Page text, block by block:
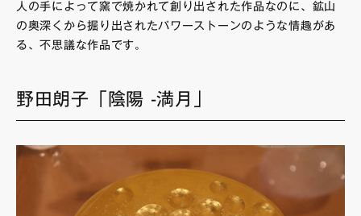
人の手によって窯で焼かれて創り出された作品なのに、鉱山
の奥深くから掘り出されたパワーストーンのような情趣があ
る、不思議な作品です。
野田朗子「陰陽 -満月」